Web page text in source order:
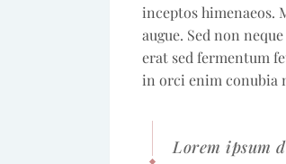
inceptos himenaeos.
augue. Sed non
erat sed fermentum
in orci enim conubia
Lorem ipsum